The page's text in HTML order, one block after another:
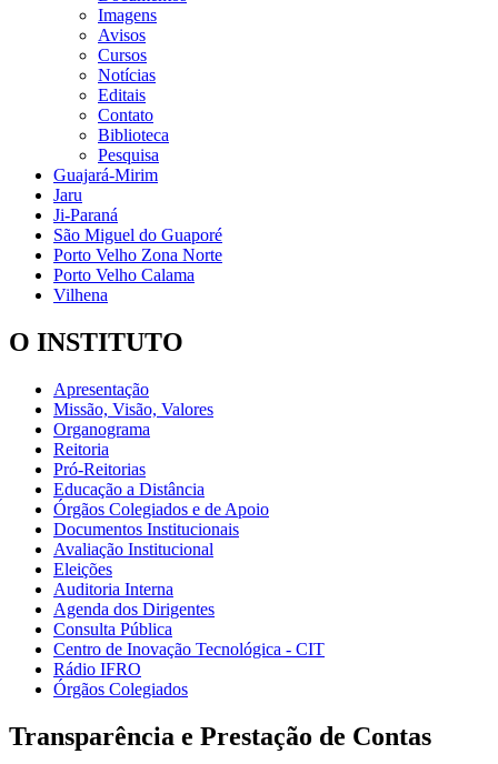
Imagens
Avisos
Cursos
Notícias
Editais
Contato
Biblioteca
Pesquisa
Guajará-Mirim
Jaru
Ji-Paraná
São Miguel do Guaporé
Porto Velho Zona Norte
Porto Velho Calama
Vilhena
O INSTITUTO
Apresentação
Missão, Visão, Valores
Organograma
Reitoria
Pró-Reitorias
Educação a Distância
Órgãos Colegiados e de Apoio
Documentos Institucionais
Avaliação Institucional
Eleições
Auditoria Interna
Agenda dos Dirigentes
Consulta Pública
Centro de Inovação Tecnológica - CIT
Rádio IFRO
Órgãos Colegiados
Transparência e Prestação de Contas